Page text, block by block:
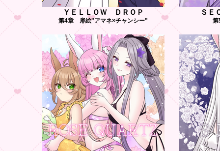
ＹＥＬＬＯＷ ＤＲＯＰ
第4章 扉絵"アマネ×チャンシー"
ＳＥ